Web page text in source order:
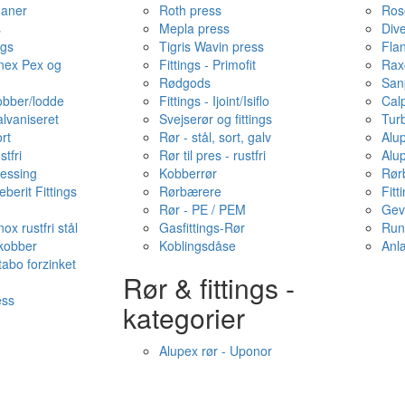
Pex og
lodde
Fittings
rustfri stål
forzinket
Roth press
Mepla press
Tigris Wavin press
Fittings - Primofit
Rødgods
Fittings - Ijoint/Isiflo
Svejserør og fittings
Rør - stål, sort, galv
Rør til pres - rustfri
Kobberrør
Rørbærere
Rør - PE / PEM
Gasfittings-Rør
Koblingsdåse
Rør & fittings -
kategorier
Alupex rør - Uponor